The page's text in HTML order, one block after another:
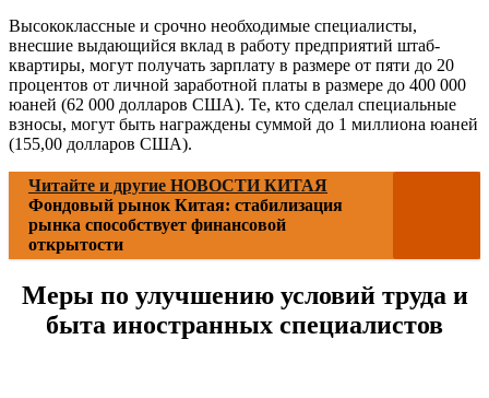
Высококлассные и срочно необходимые специалисты,
внесшие выдающийся вклад в работу предприятий штаб-
квартиры, могут получать зарплату в размере от пяти до 20
процентов от личной заработной платы в размере до 400 000
юаней (62 000 долларов США). Те, кто сделал специальные
взносы, могут быть награждены суммой до 1 миллиона юаней
(155,00 долларов США).
Читайте и другие НОВОСТИ КИТАЯ
Фондовый рынок Китая: стабилизация
рынка способствует финансовой
открытости
Меры по улучшению условий труда и
быта иностранных специалистов